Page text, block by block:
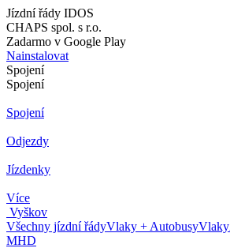
Jízdní řády IDOS
CHAPS spol. s r.o.
Zadarmo v Google Play
Nainstalovat
Spojení
Spojení
Spojení
Odjezdy
Jízdenky
Více
Vyškov
Všechny jízdní řádyVlaky + AutobusyVlaky
MHD